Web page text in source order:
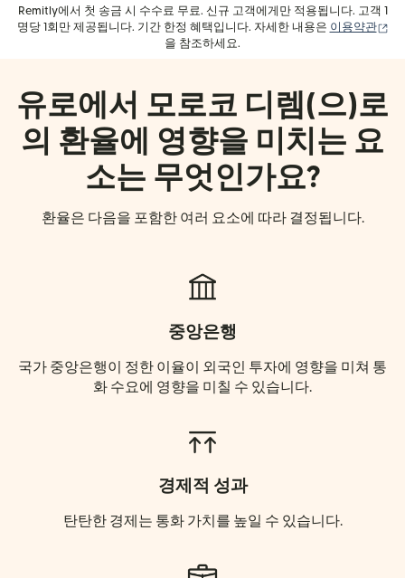
Remitly에서 첫 송금 시 수수료 무료. 신규 고객에게만 적용됩니다. 고객 1
명당 1회만 제공됩니다. 기간 한정 혜택입니다. 자세한 내용은 이용약관
(새
을 참조하세요.
유로에서 모로코 디렘(으)로
의 환율에 영향을 미치는 요
소는 무엇인가요?
환율은 다음을 포함한 여러 요소에 따라 결정됩니다.
중앙은행
국가 중앙은행이 정한 이율이 외국인 투자에 영향을 미쳐 통
화 수요에 영향을 미칠 수 있습니다.
경제적 성과
탄탄한 경제는 통화 가치를 높일 수 있습니다.